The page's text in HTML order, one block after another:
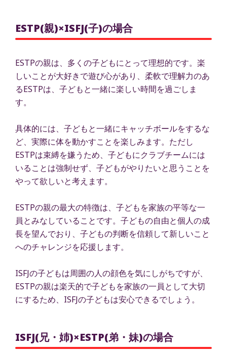
ESTP(親)×ISFJ(子)の場合
ESTPの親は、多くの子どもにとって理想的です。楽
しいことが大好きで遊び心があり、柔軟で理解力のあ
るESTPは、子どもと一緒に楽しい時間を過ごしま
す。
具体的には、子どもと一緒にキャッチボールをするな
ど、実際に体を動かすことを楽しみます。ただし
ESTPは束縛を嫌うため、子どもにクラブチームには
いることは強制せず、子どもがやりたいと思うことを
やって欲しいと考えます。
ESTPの親の最大の特徴は、子どもを家族の平等な一
員とみなしていることです。子どもの自由と個人の成
長を望んでおり、子どもの判断を信頼して新しいこと
へのチャレンジを応援します。
ISFJの子どもは周囲の人の顔色を気にしがちですが、
ESTPの親は楽天的で子どもを家族の一員として大切
にするため、ISFJの子どもは安心できるでしょう。
ISFJ(兄・姉)×ESTP(弟・妹)の場合